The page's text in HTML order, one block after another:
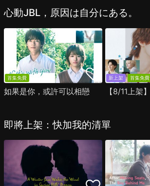
心動JBL，原因は自分にある。
首集免費
如果是你，或許可以相戀
新上架 首集免費
即將上架：快加我的清單